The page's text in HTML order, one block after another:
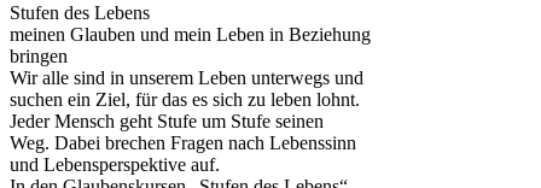
Stufen des Lebens
meinen Glauben und mein Leben in Beziehung
bringen
Wir alle sind in unserem Leben unterwegs und
suchen ein Ziel, für das es sich zu leben lohnt.
Jeder Mensch geht Stufe um Stufe seinen
Weg. Dabei brechen Fragen nach Lebenssinn
und Lebensperspektive auf.